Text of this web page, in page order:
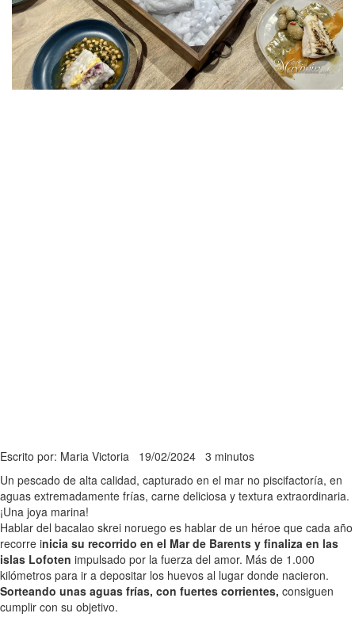
Escrito por: Maria Victoria 19/02/2024 3 minutos
Un pescado de alta calidad, capturado en el mar no piscifactoría, en
aguas extremadamente frías, carne deliciosa y textura extraordinaria.
¡Una joya marina!
Hablar del bacalao skrei noruego es hablar de un héroe que cada año
recorre inicia su recorrido en el Mar de Barents y finaliza en las
islas Lofoten impulsado por la fuerza del amor. Más de 1.000
kilómetros para ir a depositar los huevos al lugar donde nacieron.
Sorteando unas aguas frías, con fuertes corrientes, consiguen
cumplir con su objetivo.